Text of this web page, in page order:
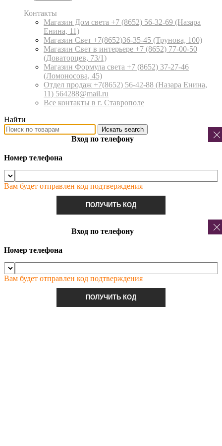
Контакты
Магазин Дом света +7 (8652) 56-32-69 (Назара
Енина, 11)
Магазин Свет +7(8652)36-35-45 (Трунова, 100)
Магазин Свет в интерьере +7 (8652) 77-00-50
(Доваторцев, 73/1)
Магазин Формула света +7 (8652) 37-27-46
(Ломоносова, 45)
Отдел продаж +7(8652) 56-42-88 (Назара Енина,
11) 564288@mail.ru
Все контакты в г. Ставрополе
Найти
Искать search
Вход по телефону
Номер телефона
Вам будет отправлен код подтверждения
ПОЛУЧИТЬ КОД
Вход по телефону
Номер телефона
Вам будет отправлен код подтверждения
ПОЛУЧИТЬ КОД